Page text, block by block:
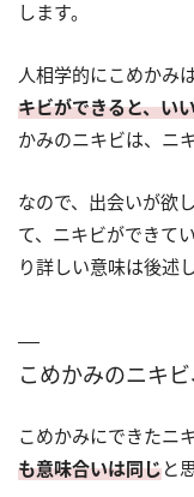
します。
人相学的にこめかみ
キビができると、い
かみのニキビは、ニ
なので、出会いが欲
て、ニキビができて
り詳しい意味は後述し
こめかみのニキ
こめかみにできたニ
も意味合いは同じと